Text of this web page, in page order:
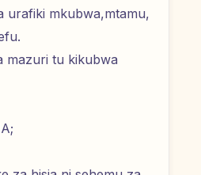
urafiki mkubwa,mtamu,
mazuri tu kikubwa